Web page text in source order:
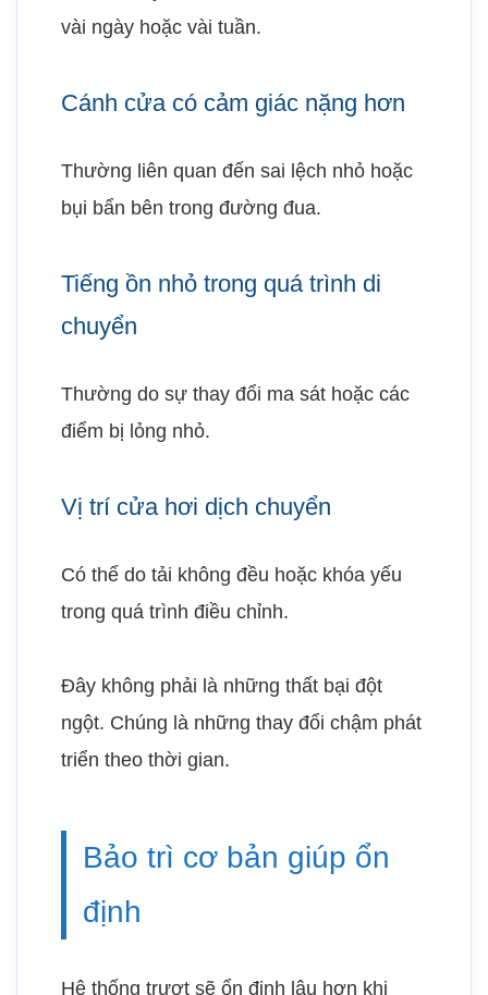
vài ngày hoặc vài tuần.
Cánh cửa có cảm giác nặng hơn
Thường liên quan đến sai lệch nhỏ hoặc
bụi bẩn bên trong đường đua.
Tiếng ồn nhỏ trong quá trình di
chuyển
Thường do sự thay đổi ma sát hoặc các
điểm bị lỏng nhỏ.
Vị trí cửa hơi dịch chuyển
Có thể do tải không đều hoặc khóa yếu
trong quá trình điều chỉnh.
Đây không phải là những thất bại đột
ngột. Chúng là những thay đổi chậm phát
triển theo thời gian.
Bảo trì cơ bản giúp ổn
định
Hệ thống trượt sẽ ổn định lâu hơn khi